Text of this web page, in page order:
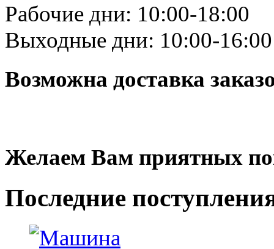
Рабочие дни: 10:00-18:00
Выходные дни: 10:00-16:00
Возможна доставка
Желаем Вам приятных
Последние